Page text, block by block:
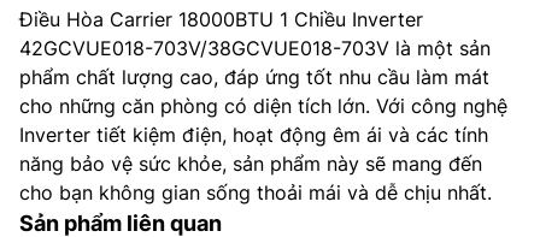
Điều Hòa Carrier 18000BTU 1 Chiều Inverter
42GCVUE018-703V/38GCVUE018-703V là một sản
phẩm chất lượng cao, đáp ứng tốt nhu cầu làm mát
cho những căn phòng có diện tích lớn. Với công nghệ
Inverter tiết kiệm điện, hoạt động êm ái và các tính
năng bảo vệ sức khỏe, sản phẩm này sẽ mang đến
cho bạn không gian sống thoải mái và dễ chịu nhất.
Sản phẩm liên quan